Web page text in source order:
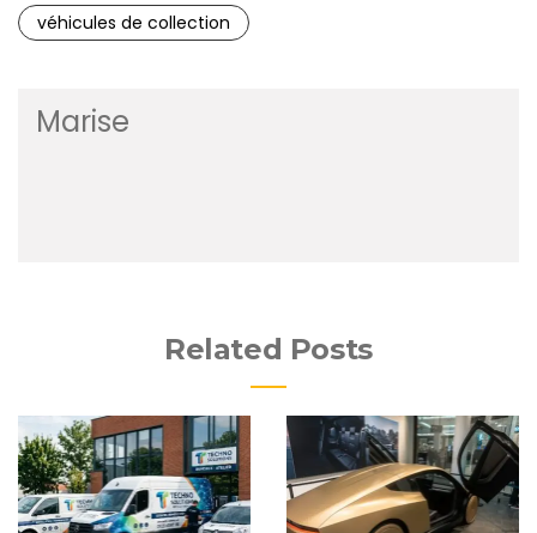
véhicules de collection
Marise
Related Posts